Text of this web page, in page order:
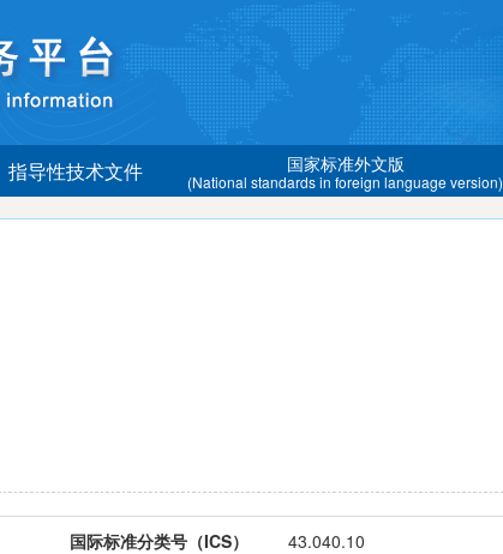
指导性技术文件 国家标准外文版
(National standards in foreign language version)
国际标准分类号（ICS） 43.040.10